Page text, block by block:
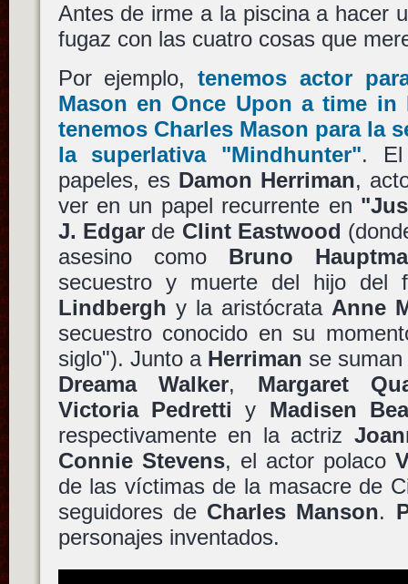
Antes de irme a la piscina a hacer
fugaz con las cuatro cosas que
Por ejemplo,tenemos actor
Mason en Once Upon a time in
tenemos Charles Mason para la
la superlativa "Mindhunter". El
papeles, es Damon Herriman,
ver en un papel recurrente en
J. Edgarde Clint Eastwood
asesino como Bruno
secuestro y muerte del hijo del
Lindbergh y la aristócrata Anne
secuestro conocido en su
siglo"). Junto a Herriman se
Dreama Walker, Margaret
Victoria Pedretti y Madisen
respectivamente en la actriz
Connie Stevens, el actor polaco
de las víctimas de la masacre de
seguidores de Charles Manson.
personajes inventados.